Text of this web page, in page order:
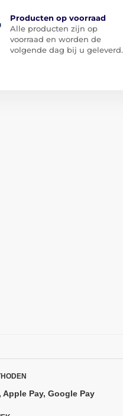
Producten op voorraad
Alle producten zijn op
voorraad en worden de
volgende dag bij u geleverd.
Apple Pay, Google Pay